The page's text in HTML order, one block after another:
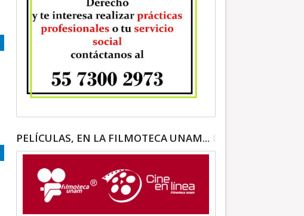
PELÍCULAS, EN LA FILMOTECA UNAM...